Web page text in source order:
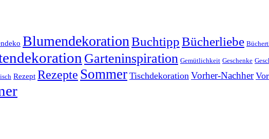
BlumendekorationBuchtippBücherliebe
Garteninspiration Gemütlichkeit Geschenke
Rezept Rezepte Sommer Tischdekoration Vorher-Nachher